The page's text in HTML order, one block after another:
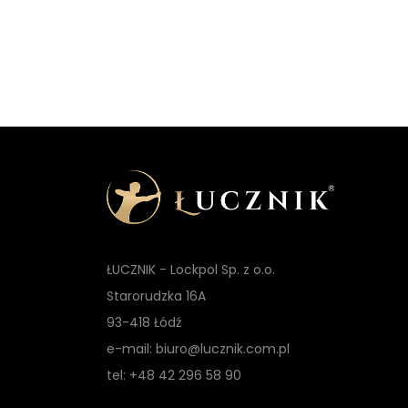
ŁUCZNIK - Lockpol Sp. z o.o.
Starorudzka 16A
93-418 Łódź
e-mail: biuro@lucznik.com.pl
tel: +48 42 296 58 90